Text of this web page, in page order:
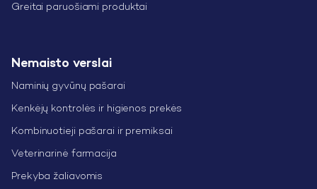
Greitai paruošiami produktai
Nemaisto verslai
Naminių gyvūnų pašarai
Kenkėjų kontrolės ir higienos prekės
Kombinuotieji pašarai ir premiksai
Veterinarinė farmacija
Prekyba žaliavomis